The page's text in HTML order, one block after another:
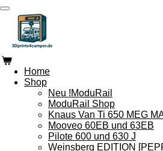
Zum
Hauptinhalt
springen
Home
Shop
Neu !ModuRail
ModuRail Shop
Knaus Van Ti 650 MEG
Mooveo 60EB und 63EB
Pilote 600 und 630 J
Weinsberg EDITION